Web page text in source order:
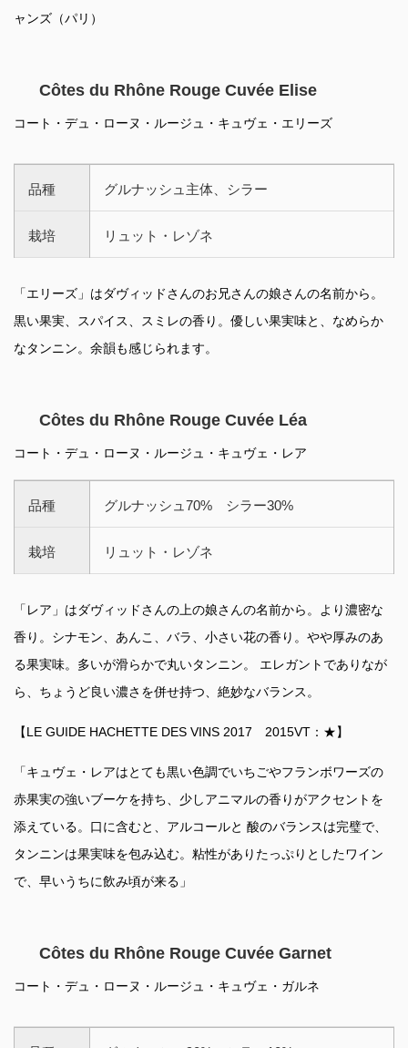
ャンズ（パリ）
Côtes du Rhône Rouge Cuvée Elise
コート・デュ・ローヌ・ルージュ・キュヴェ・エリーズ
品種 グルナッシュ主体、シラー
栽培 リュット・レゾネ
「エリーズ」はダヴィッドさんのお兄さんの娘さんの名前から。
黒い果実、スパイス、スミレの香り。優しい果実味と、なめらか
なタンニン。余韻も感じられます。
Côtes du Rhône Rouge Cuvée Léa
コート・デュ・ローヌ・ルージュ・キュヴェ・レア
品種 グルナッシュ70% シラー30%
栽培 リュット・レゾネ
「レア」はダヴィッドさんの上の娘さんの名前から。より濃密な
香り。シナモン、あんこ、バラ、小さい花の香り。やや厚みのあ
る果実味。多いが滑らかで丸いタンニン。 エレガントでありなが
ら、ちょうど良い濃さを併せ持つ、絶妙なバランス。
【LE GUIDE HACHETTE DES VINS 2017 2015VT：★】
「キュヴェ・レアはとても黒い色調でいちごやフランボワーズの
赤果実の強いブーケを持ち、少しアニマルの香りがアクセントを
添えている。口に含むと、アルコールと 酸のバランスは完璧で、
タンニンは果実味を包み込む。粘性がありたっぷりとしたワイン
で、早いうちに飲み頃が来る」
Côtes du Rhône Rouge Cuvée Garnet
コート・デュ・ローヌ・ルージュ・キュヴェ・ガルネ